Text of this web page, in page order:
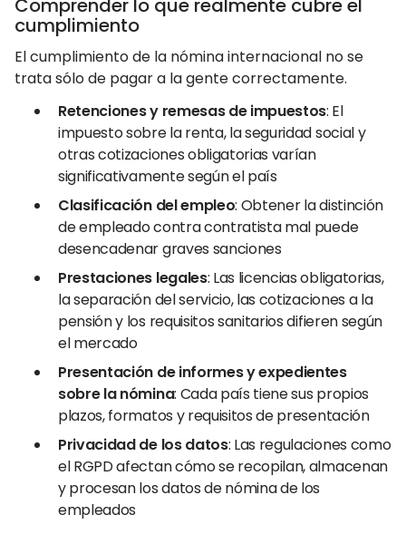
Comprender lo que realmente cubre el
cumplimiento
El cumplimiento de la nómina internacional no se
trata sólo de pagar a la gente correctamente.
Retenciones y remesas de impuestos: El
impuesto sobre la renta, la seguridad social y
otras cotizaciones obligatorias varían
significativamente según el país
Clasificación del empleo: Obtener la distinción
de empleado contra contratista mal puede
desencadenar graves sanciones
Prestaciones legales: Las licencias obligatorias,
la separación del servicio, las cotizaciones a la
pensión y los requisitos sanitarios difieren según
el mercado
Presentación de informes y expedientes
sobre la nómina: Cada país tiene sus propios
plazos, formatos y requisitos de presentación
Privacidad de los datos: Las regulaciones como
el RGPD afectan cómo se recopilan, almacenan
y procesan los datos de nómina de los
empleados